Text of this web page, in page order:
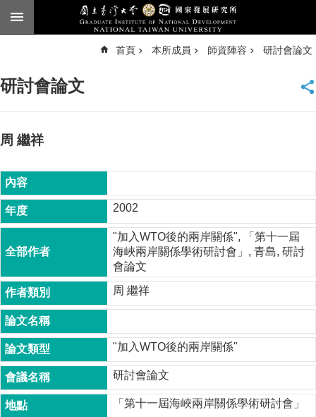
跳到主要內容區塊
臺
頁
公
告
本
簡
本
所
成
員
博
士
班
首頁 本所成員 師資陣容 研討會論文
研討會論文
周 繼祥
2002
"加入WTO後的兩岸關係", 「第十一屆
海峽兩岸關係學術研討會」, 青島, 研討
會論文
周 繼祥
"加入WTO後的兩岸關係"
研討會論文
「第十一屆海峽兩岸關係學術研討會」